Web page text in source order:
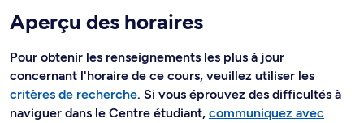
Aperçu des horaires
Pour obtenir les renseignements les plus à jour
concernant l'horaire de ce cours, veuillez utiliser les
critères de recherche. Si vous éprouvez des difficultés à
naviguer dans le Centre étudiant, communiquez avec